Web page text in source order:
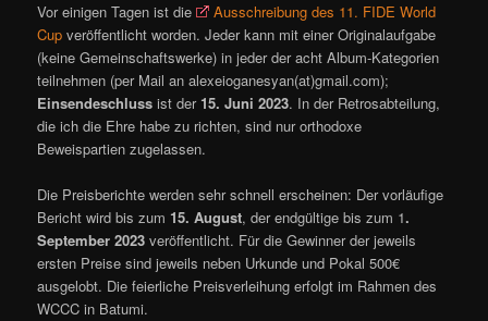
Vor einigen Tagen ist die
Ausschreibung des 11. FIDE World
Cup veröffentlicht worden. Jeder kann mit einer Originalaufgabe
(keine Gemeinschaftswerke) in jeder der acht Album-Kategorien
teilnehmen (per Mail an alexeioganesyan(at)gmail.com);
Einsendeschluss ist der 15. Juni 2023. In der Retrosabteilung,
die ich die Ehre habe zu richten, sind nur orthodoxe
Beweispartien zugelassen.
Die Preisberichte werden sehr schnell erscheinen: Der vorläufige
Bericht wird bis zum 15. August, der endgültige bis zum 1.
September 2023 veröffentlicht. Für die Gewinner der jeweils
ersten Preise sind jeweils neben Urkunde und Pokal 500€
ausgelobt. Die feierliche Preisverleihung erfolgt im Rahmen des
WCCC in Batumi.